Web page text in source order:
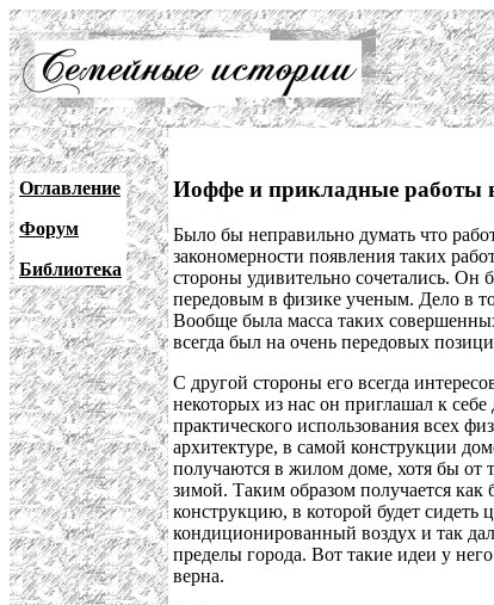
Оглавление
Форум
Библиотека
Иоффе и прикладные
Было бы неправильно думать что
закономерности появления таких
стороны удивительно сочетались.
передовым в физике ученым. Дело в
Вообще была масса таких
всегда был на очень передовых
С другой стороны его всегда
некоторых из нас он приглашал к
практического использования всех
архитектуре, в самой конструкции
получаются в жилом доме, хотя бы от
зимой. Таким образом получается как
конструкцию, в которой будет сидеть
кондиционированный воздух и так
пределы города. Вот такие идеи у
верна.